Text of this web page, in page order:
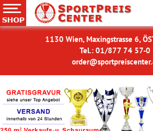
1130 Wien, Maxingstrasse 6,
Tel.: 01/877 74 57-0